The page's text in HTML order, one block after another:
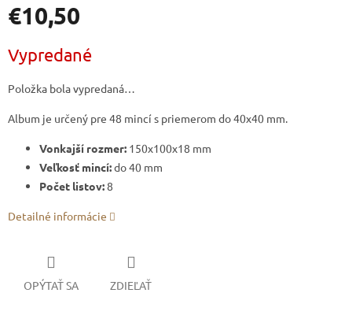
€10,50
cena:
Vypredané
Položka bola vypredaná…
Album je určený pre 48 mincí s priemerom do 40x40 mm.
Vonkajší rozmer: 150x100x18 mm
Veľkosť mincí:do 40 mm
Počet listov:8
Detailné informácie
OPÝTAŤ SA ZDIEĽAŤ